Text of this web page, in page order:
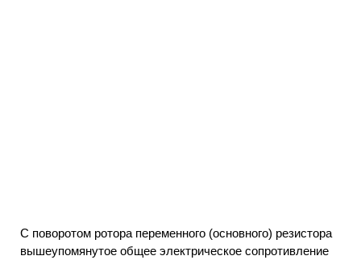
С поворотом ротора переменного (основного) резистора
вышеупомянутое общее электрическое сопротивление